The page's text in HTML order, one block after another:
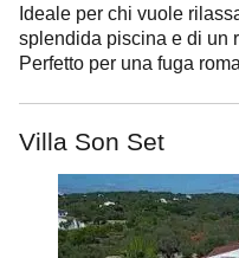
Ideale per chi vuole
splendida piscina e di un
Perfetto per una fuga
Villa Son Set